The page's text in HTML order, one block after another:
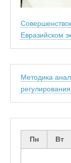
Евразийском
Методика
Пн
Вт